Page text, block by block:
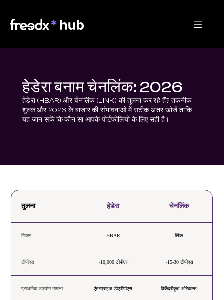
हेडेरा बनाम चेनलिंक: 2026
हेडेरा (HBAR) और चेनलिंक (LINK) की तुलना कर रहे हैं? तकनीक,
शुल्क और 2026 के बाजार की संभावनाओं में सटीक अंतर खोजें ताकि
यह जान सकें कि कौन सा आपके पोर्टफोलियो के लिए सही है।
तुलना हेडेरा चेनलिंक
टिकर HBAR लिंक
टीपीएस ~10,000 टीपीएस ~15-30 टीपीएस
प्राथमिक उपयोग मामला एंटरप्राइज डीएपीपीएस विकेंद्रीकृत ओरेकल्स